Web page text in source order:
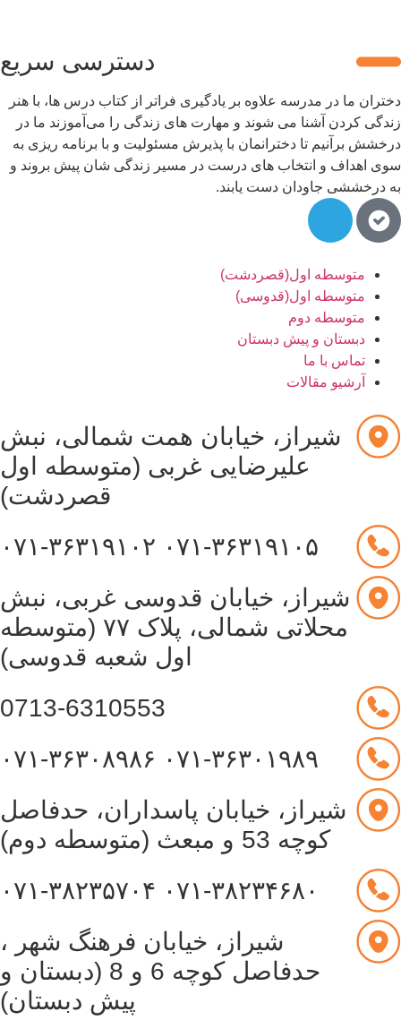
دسترسی سریع
دختران ما در مدرسه علاوه بر یادگیری فراتر از کتاب درس ها، با هنر
زندگی کردن آشنا می شوند و مهارت های زندگی را می‌آموزند ما در
درخشش برآنیم تا دخترانمان با پذیرش مسئولیت و با برنامه ریزی به
سوی اهداف و انتخاب های درست در مسیر زندگی شان پیش بروند و
به درخششی جاودان دست یابند.
متوسطه اول(قصردشت)
متوسطه اول(قدوسی)
متوسطه دوم
دبستان و پیش دبستان
تماس با ما
آرشیو مقالات
شیراز، خیابان همت شمالی، نبش
علیرضایی غربی (متوسطه اول
قصردشت)
۰۷۱-۳۶۳۱۹۱۰۵ ۰۷۱-۳۶۳۱۹۱۰۲
شیراز، خیابان قدوسی غربی، نبش
محلاتی شمالی، پلاک ۷۷ (متوسطه
اول شعبه قدوسی)
0713-6310553
۰۷۱-۳۶۳۰۱۹۸۹ ۰۷۱-۳۶۳۰۸۹۸۶
شیراز، خیابان پاسداران، حدفاصل
کوچه 53 و مبعث (متوسطه دوم)
۰۷۱-۳۸۲۳۴۶۸۰ ۰۷۱-۳۸۲۳۵۷۰۴
شیراز، خیابان فرهنگ شهر ،
حدفاصل کوچه 6 و 8 (دبستان و
پیش دبستان)